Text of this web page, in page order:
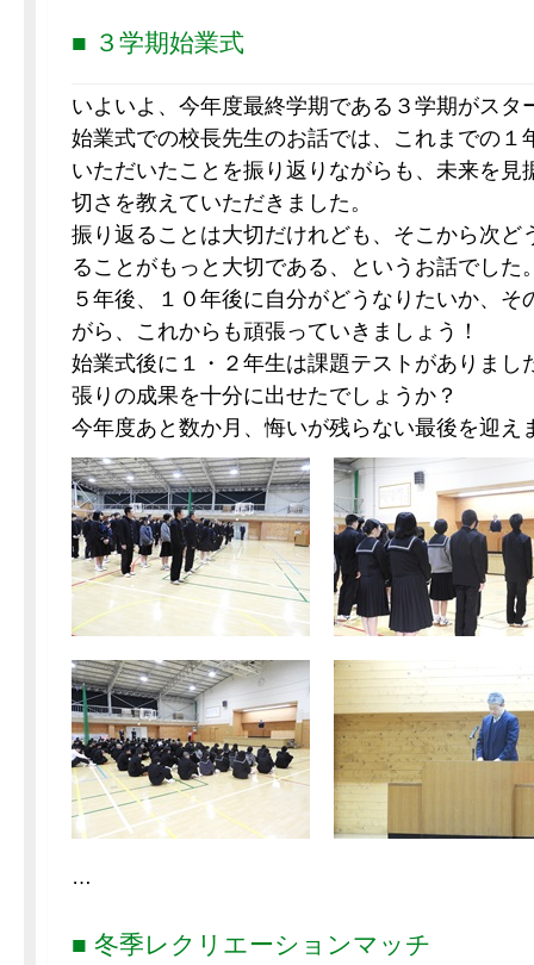
■ ３学期始業式
いよいよ、今年度最終学期である３学期がスタ
始業式での校長先生のお話では、これまでの１
いただいたことを振り返りながらも、未来を見
切さを教えていただきました。
振り返ることは大切だけれども、そこから次ど
ることがもっと大切である、というお話でした
５年後、１０年後に自分がどうなりたいか、そ
がら、これからも頑張っていきましょう！
始業式後に１・２年生は課題テストがありまし
張りの成果を十分に出せたでしょうか？
今年度あと数か月、悔いが残らない最後を迎え
…
■ 冬季レクリエーションマッチ